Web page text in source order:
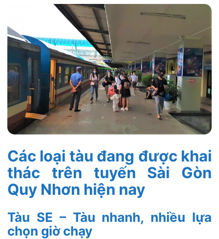
Các loại tàu đang được khai
thác trên tuyến Sài Gòn
Quy Nhơn hiện nay
Tàu SE – Tàu nhanh, nhiều lựa
chọn giờ chạy